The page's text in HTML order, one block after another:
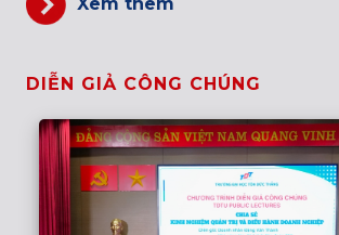
DIỄN GIẢ CÔNG CHÚNG